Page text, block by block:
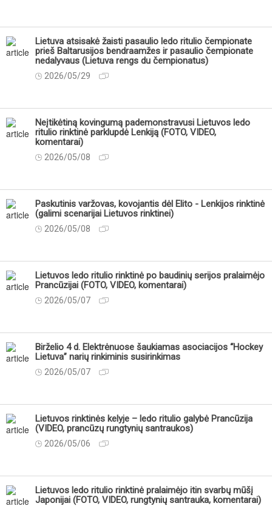
Lietuva atsisakė žaisti pasaulio ledo ritulio čempionate
prieš Baltarusijos bendraamžes ir pasaulio čempionate
nedalyvaus (Lietuva rengs du čempionatus)
2026/05/29
Neįtikėtiną kovingumą pademonstravusi Lietuvos ledo
ritulio rinktinė parklupdė Lenkiją (FOTO, VIDEO,
komentarai)
2026/05/08
Paskutinis varžovas, kovojantis dėl Elito - Lenkijos rinktinė
(galimi scenarijai Lietuvos rinktinei)
2026/05/08
Lietuvos ledo ritulio rinktinė po baudinių serijos pralaimėjo
Prancūzijai (FOTO, VIDEO, komentarai)
2026/05/07
Birželio 4 d. Elektrėnuose šaukiamas asociacijos “Hockey
Lietuva” narių rinkiminis susirinkimas
2026/05/07
Lietuvos rinktinės kelyje – ledo ritulio galybė Prancūzija
(VIDEO, prancūzų rungtynių santraukos)
2026/05/06
Lietuvos ledo ritulio rinktinė pralaimėjo itin svarbų mūšį
Japonijai (FOTO, VIDEO, rungtynių santrauka, komentarai)